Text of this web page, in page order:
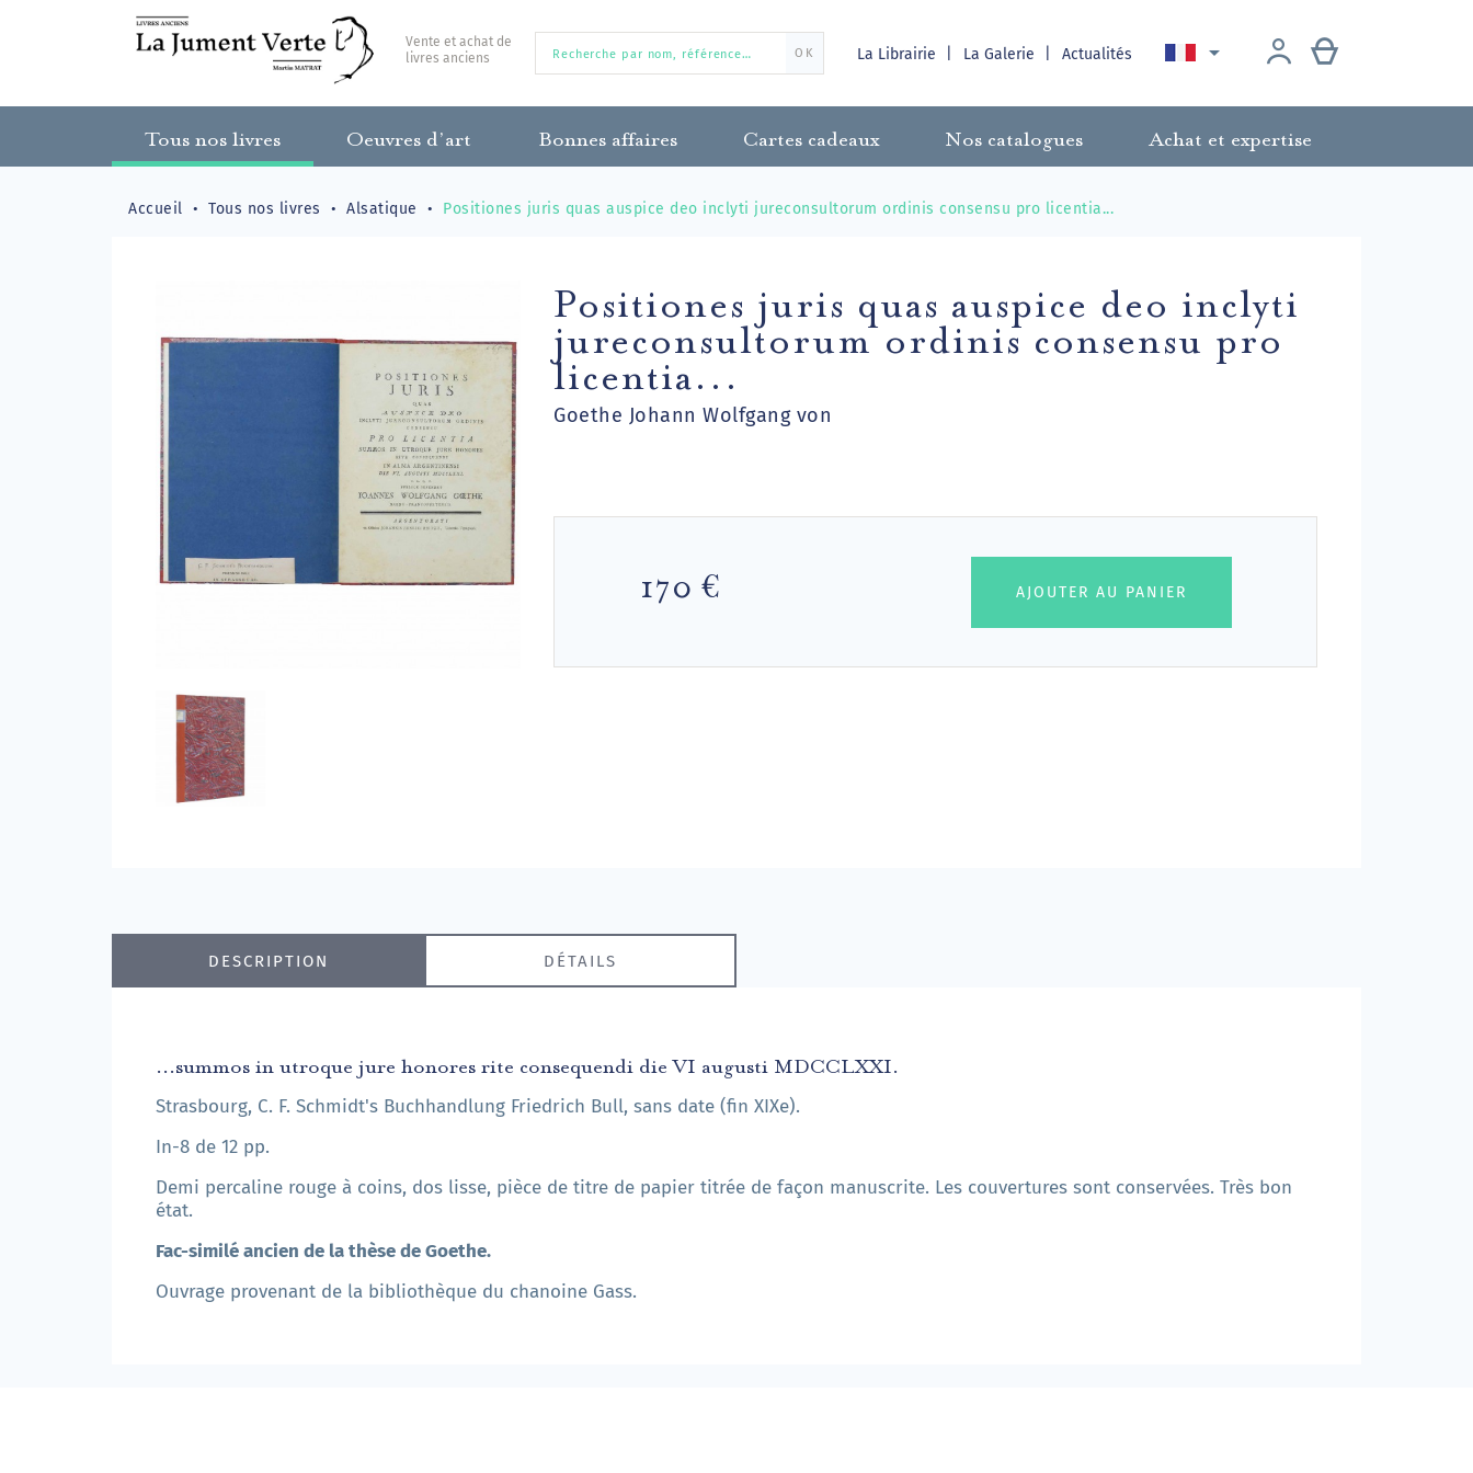
Vente et achat de
livres anciens
OK La Librairie La Galerie Actualités 
Tous nos livres Oeuvres d’art Bonnes affaires Cartes cadeaux Nos catalogues Achat et expertise
Accueil Tous nos livres Alsatique Positiones juris quas auspice deo inclyti jureconsultorum ordinis consensu pro licentia...
Positiones juris quas auspice deo inclyti
jureconsultorum ordinis consensu pro
licentia...
Goethe Johann Wolfgang von
170 €
AJOUTER AU PANIER
DESCRIPTION DÉTAILS
...summos in utroque jure honores rite consequendi die VI augusti MDCCLXXI.
Strasbourg, C. F. Schmidt's Buchhandlung Friedrich Bull, sans date (fin XIXe).
In-8 de 12 pp.
Demi percaline rouge à coins, dos lisse, pièce de titre de papier titrée de façon manuscrite. Les couvertures sont conservées. Très bon
état.
Fac-similé ancien de la thèse de Goethe.
Ouvrage provenant de la bibliothèque du chanoine Gass.